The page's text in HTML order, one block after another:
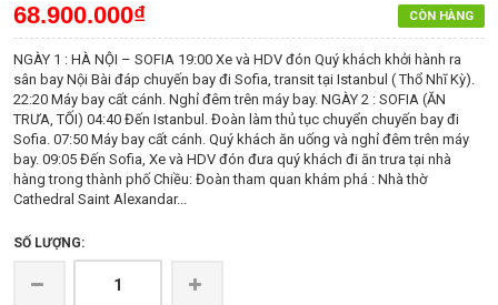
68.900.000₫ CÒN HÀNG
NGÀY 1 : HÀ NỘI – SOFIA 19:00 Xe và HDV đón Quý khách khởi hành ra
sân bay Nội Bài đáp chuyến bay đi Sofia, transit tại Istanbul ( Thổ Nhĩ Kỳ).
22:20 Máy bay cất cánh. Nghỉ đêm trên máy bay. NGÀY 2 : SOFIA (ĂN
TRƯA, TỐI) 04:40 Đến Istanbul. Đoàn làm thủ tục chuyển chuyến bay đi
Sofia. 07:50 Máy bay cất cánh. Quý khách ăn uống và nghỉ đêm trên máy
bay. 09:05 Đến Sofia, Xe và HDV đón đưa quý khách đi ăn trưa tại nhà
hàng trong thành phố Chiều: Đoàn tham quan khám phá : Nhà thờ
Cathedral Saint Alexandar...
SỐ LƯỢNG: